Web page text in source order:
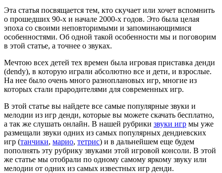
Эта статья посвящается тем, кто скучает или хочет вспомнить
о прошедших 90-х и начале 2000-х годов. Это была целая
эпоха со своими неповторимыми и запоминающимися
особенностями. Об одной такой особенности мы и поговорим
в этой статье, а точнее о звуках.
Мечтою всех детей тех времен была игровая приставка денди
(dendy), в которую играли абсолютно все и дети, и взрослые.
На нее было очень много разноплановых игр, многие из
которых стали прародителями для современных игр.
В этой статье вы найдете все самые популярные звуки и
мелодии из игр денди, которые вы можете скачать бесплатно,
а так же слушать онлайн. В нашей рубрики звуки игр мы уже
размещали звуки одних из самых популярных дендиевских
игр (танчики, марио, тетрис) и в дальнейшем еще будем
пополнять эту рубрику звуками этой игровой консоли. В этой
же статье мы отобрали по одному самому яркому звуку или
мелодии от одних из самых известных игр денди.